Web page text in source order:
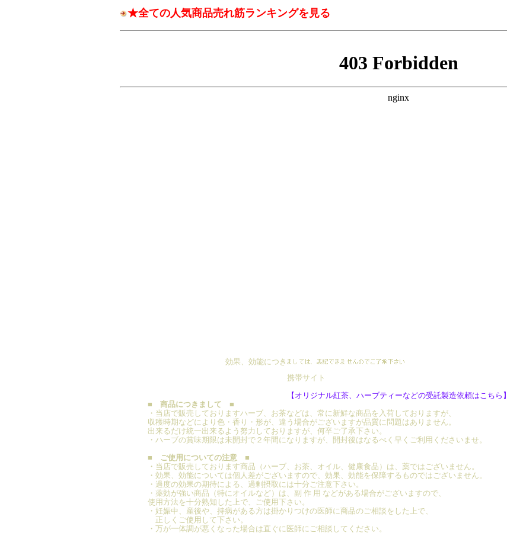
★全ての人気商品売れ筋ランキングを見る
効果、効能につき
携帯サイト
【オリジナル紅茶、ハーブティーなどの受託製造依頼はこちら】
■ 商品につきまして ■
・当店で販売しておりますハーブ、お茶などは、常に新鮮な商品を入荷しておりますが、
収穫時期などにより色・香り・形が、違う場合がございますが品質に問題はありません。
出来るだけ統一出来るよう努力しておりますが、何卒ご了承下さい。
・ハーブの賞味期限は未開封で２年間になりますが、開封後はなるべく早くご利用くださいませ。
■ ご使用についての注意 ■
・当店で販売しております商品（ハーブ、お茶、オイル、健康食品）は、薬ではございません。
・効果、効能については個人差がございますので、効果、効能を保障するものではございません。
・過度の効果の期待による、過剰摂取には十分ご注意下さい。
・薬効が強い商品（特にオイルなど）は、副 作 用 などがある場合がございますので、
使用方法を十分熟知した上で、ご使用下さい。
・妊娠中、産後や、持病がある方は掛かりつけの医師に商品のご相談をした上で、
正しくご使用して下さい。
・万が一体調が悪くなった場合は直ぐに医師にご相談してください。